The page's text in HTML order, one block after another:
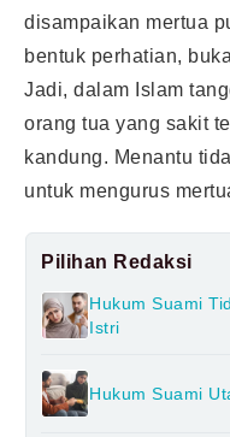
disampaikan mertua
bentuk perhatian,
Jadi, dalam Islam
orang tua yang sakit
kandung. Menantu
untuk mengurus
Pilihan Redaksi
Hukum Suami
Istri
Hukum Suami